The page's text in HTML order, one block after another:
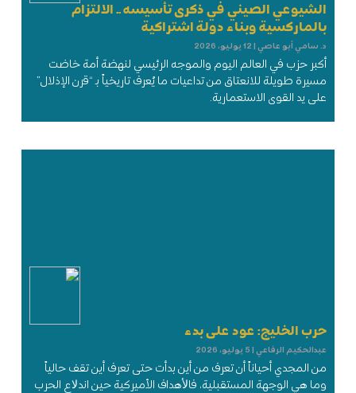
الشيوعي الصيني في ذكرى تأسيسه .. الالتزام
بالماركسية وبناء دولة اشتراكية
د. سامي أبو عاصي 12 يوليو، 2026
أكبر حزب في العالم اليوم والموجه الرئيسي لنهضة أمة خاضت
مسيرة طويلة للانعتاق من تداعيات ما يُعرف تاريخياً بـ “قرن الإذلال”
على يد القوى الاستعمارية.
حرب الخليج: عود على بدء
عبدالحكيم الرفاعي 5 يوليو، 2026
من المجدي أحياناً أن تعرف من أين بدأت حتى تعرف أين تقف حالياً
وما هي الوجهة المستقبلية، فاﻷهداف الأميركية حين اندﻻع الحرب